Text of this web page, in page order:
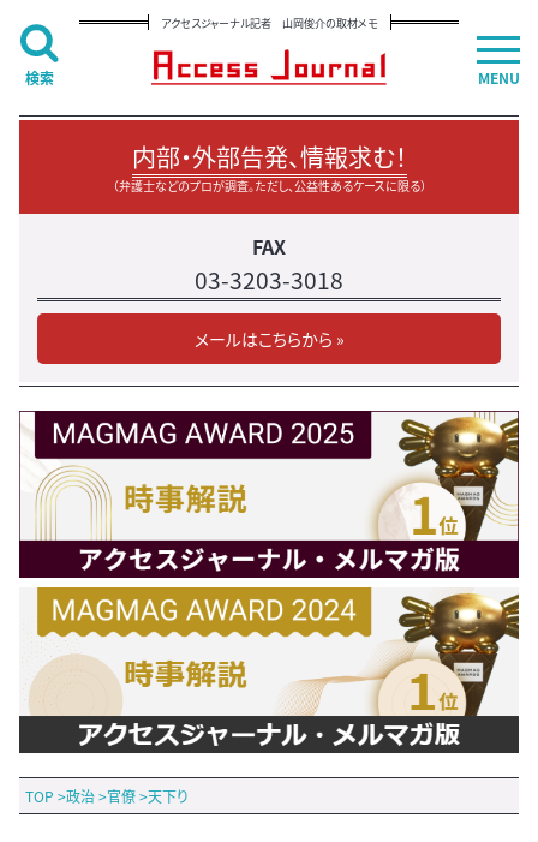
アクセスジャーナル記者 山岡俊介の取材メモ
内部・外部告発、情報求む！
（弁護士などのプロが調査。ただし、公益性あるケースに限る）
FAX
03-3203-3018
メールはこちらから »
TOP >政治>官僚>天下り
MENU
検索